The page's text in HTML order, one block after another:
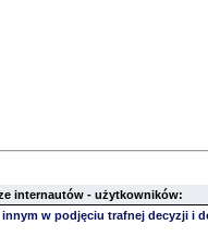
internautów - użytkowników:
innym w podjęciu trafnej decyzji i